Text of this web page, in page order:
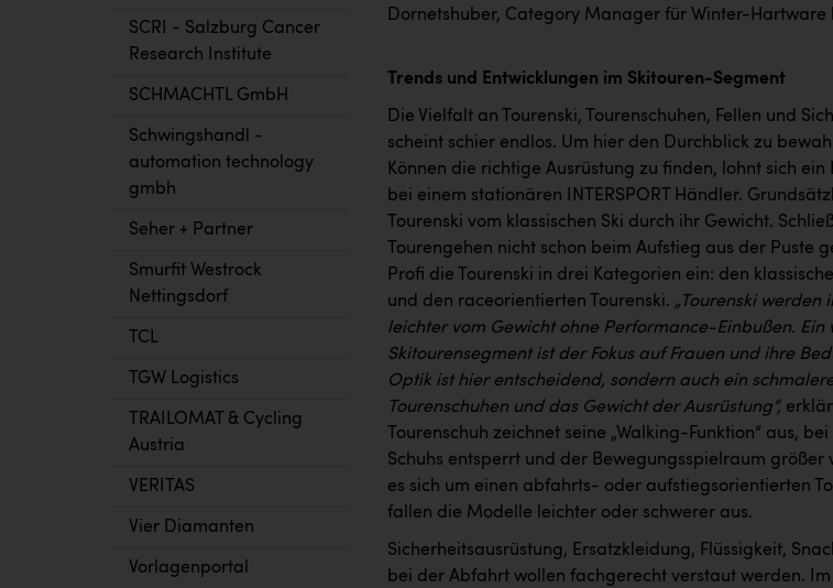
SCRI - Salzburg Cancer
Research Institute
SCHMACHTL GmbH
Schwingshandl -
automation technology
gmbh
Seher + Partner
Smurfit Westrock
Nettingsdorf
TCL
TGW Logistics
TRAILOMAT & Cycling
Austria
VERITAS
Vier Diamanten
Vorlagenportal
Dornetshuber, Category Manager für Winter-Hartware
Trends und Entwicklungen im Skitouren-Segment
Die Vielfalt an Tourenski, Tourenschuhen, Fellen und
scheint schier endlos. Um hier den Durchblick zu
Können die richtige Ausrüstung zu finden, lohnt sich
bei einem stationären INTERSPORT Händler.
Tourenski vom klassischen Ski durch ihr Gewicht.
Tourengehen nicht schon beim Aufstieg aus der Puste
Profi die Tourenski in drei Kategorien ein: den
und den raceorientierten Tourenski. „Tourenski
leichter vom Gewicht ohne Performance-Einbußen. Ein
Skitourensegment ist der Fokus auf Frauen und ihre
Optik ist hier entscheidend, sondern auch ein
Tourenschuhen und das Gewicht der Ausrüstung“,
Tourenschuh zeichnet seine „Walking-Funktion“ aus,
Schuhs entsperrt und der Bewegungsspielraum größer
es sich um einen abfahrts- oder aufstiegsorientierten
fallen die Modelle leichter oder schwerer aus.
Sicherheitsausrüstung, Ersatzkleidung, Flüssigkeit,
bei der Abfahrt wollen fachgerecht verstaut werden.